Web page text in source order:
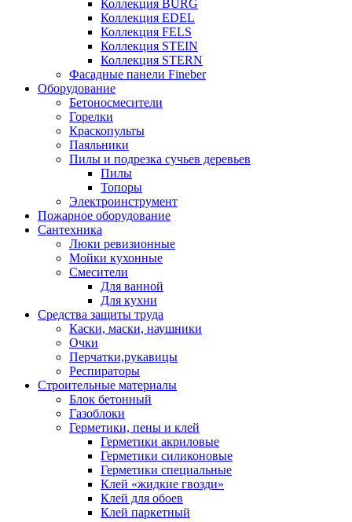
Коллекция BURG
Коллекция EDEL
Коллекция FELS
Коллекция STEIN
Коллекция STERN
Фасадные панели Fineber
Оборудование
Бетоносмесители
Горелки
Краскопульты
Паяльники
Пилы и подрезка сучьев деревьев
Пилы
Топоры
Электроинструмент
Пожарное оборудование
Сантехника
Люки ревизионные
Мойки кухонные
Смесители
Для ванной
Для кухни
Средства защиты труда
Каски, маски, наушники
Очки
Перчатки,рукавицы
Респираторы
Строительные материалы
Блок бетонный
Газоблоки
Герметики, пены и клей
Герметики акриловые
Герметики силиконовые
Герметики специальные
Клей «жидкие гвозди»
Клей для обоев
Клей паркетный